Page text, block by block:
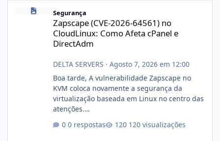
Zapscape (CVE-2026-64561) no CloudLinux: Como Afeta cPanel
Segurança
Zapscape (CVE-2026-64561) no
CloudLinux: Como Afeta cPanel e
DirectAdm
DELTA SERVERS · Agosto 7, 2026 em 12:00
Boa tarde, A vulnerabilidade Zapscape no
KVM coloca novamente a segurança da
virtualização baseada em Linux no centro das
atenções.
xjx23zz5f Criamos uma breve explicação:
0 respostas 120 visualizações